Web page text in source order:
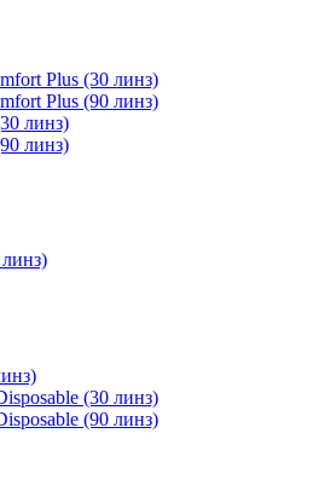
Plus (30 линз)
Plus (90 линз)
линз)
линз)
(30 линз)
(90 линз)